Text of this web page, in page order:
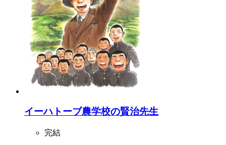
イーハトーブ農学校の賢治先生
完結